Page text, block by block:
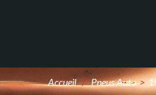
Accueil / Pneus Auto >